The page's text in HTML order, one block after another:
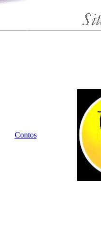
Contos